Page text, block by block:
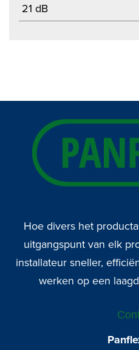
21 dB
Hoe divers het
uitgangspunt van elk
installateur sneller,
werken op een